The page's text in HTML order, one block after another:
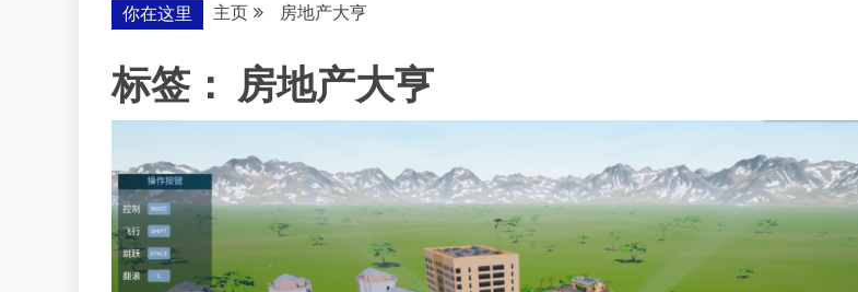
你在这里 主页 房地产大亨
标签： 房地产大亨